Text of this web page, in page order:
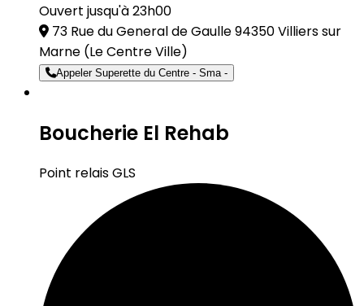
Ouvert jusqu'à 23h00
73 Rue du General de Gaulle 94350 Villiers sur
Marne (Le Centre Ville)
Appeler Superette du Centre - Sma -
Boucherie El Rehab
Point relais GLS